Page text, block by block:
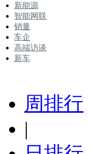
新能源
智能网联
销量
车企
高端访谈
新车
周排行
|